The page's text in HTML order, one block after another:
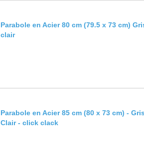
Parabole en Acier 80 cm (79.5 x 73 cm)
clair
Parabole en Acier 85 cm (80 x 73 cm) -
Clair - click clack